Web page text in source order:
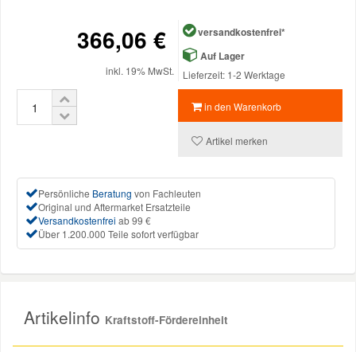
366,06 €
inkl. 19% MwSt.
versandkostenfrei*
Auf Lager
Lieferzeit: 1-2 Werktage
in den Warenkorb
Artikel merken
Persönliche Beratung von Fachleuten
Original und Aftermarket Ersatzteile
Versandkostenfrei ab 99 €
Über 1.200.000 Teile sofort verfügbar
Artikelinfo Kraftstoff-Fördereinheit
Mazda Ersatzteile
Mercedes Ersatzteile
Mini Ersatzteile
Nissan Ersatzteile
Skoda Ersatzteile